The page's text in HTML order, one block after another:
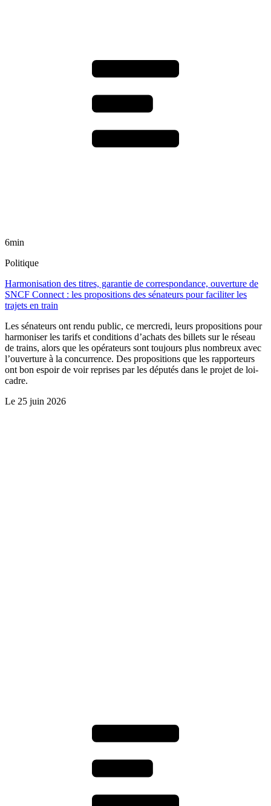
6min
Politique
Harmonisation des titres, garantie de correspondance, ouverture de
SNCF Connect : les propositions des sénateurs pour faciliter les
trajets en train
Les sénateurs ont rendu public, ce mercredi, leurs propositions pour
harmoniser les tarifs et conditions d’achats des billets sur le réseau
de trains, alors que les opérateurs sont toujours plus nombreux avec
l’ouverture à la concurrence. Des propositions que les rapporteurs
ont bon espoir de voir reprises par les députés dans le projet de loi-
cadre.
Le 25 juin 2026